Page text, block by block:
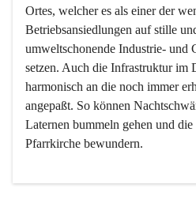
Ortes, welcher es als einer der
Betriebsansiedlungen auf stille
umweltschonende Industrie- und
setzen. Auch die Infrastruktur im
harmonisch an die noch immer
angepaßt. So können
Laternen bummeln gehen und
Pfarrkirche bewundern.
Der Weinbau dominert heute